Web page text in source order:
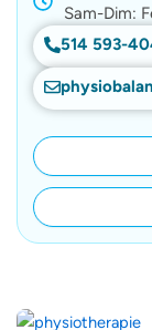
Sam-Dim:
514 593-